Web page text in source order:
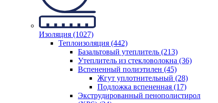
Изоляция (1027)
Теплоизоляция (442)
Базальтовый утеплитель (213)
Утеплитель из стекловолокна (36)
Вспененный полиэтилен (45)
Жгут уплотнительный (28)
Подложка вспененная (17)
Экструдированный пенополистирол